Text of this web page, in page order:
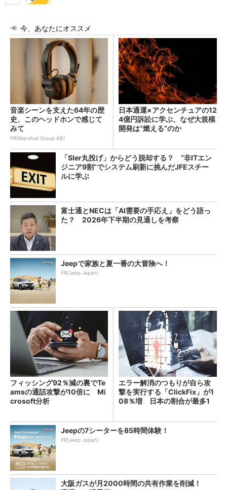
今、あなたにオススメ
音楽シーンを支えた64年の歴
史、このヘッドホンで感じて
みて
PR(Marshall Group AB)
日本通運×アクセンチュアの12
4億円訴訟に学ぶ、なぜ大規模
開発は“燃える”のか
「SIer丸投げ」からどう脱却する？ “非ITエン
ジニア9割”でシステム刷新に挑んだJFEスチー
ルに学ぶ
富士通とNECは「AI需要の手応え」をどう語っ
た？ 2026年下半期の見通しを考察
Jeepで家族と夏一番の大冒険へ！
PR(Jeep Japan)
フィッシング92％減の裏でTe
amsの通話攻撃が10倍に Mi
crosoft分析
エラー解消のつもりが自ら攻
撃を実行する「ClickFix」が1
08％増 日本の割合が最多1
Jeepの7シーターを85時間体験！
PR(Jeep Japan)
大阪ガスが月2000時間の共有作業を削減！